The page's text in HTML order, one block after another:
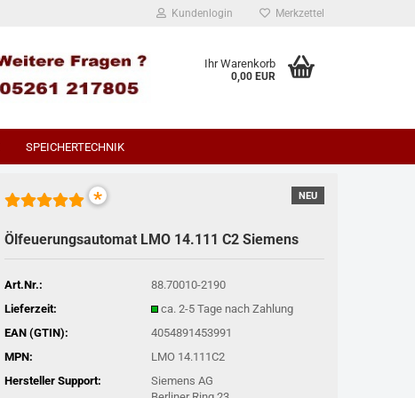
Kundenlogin Merkzettel
Ihr Warenkorb
0,00 EUR
SPEICHERTECHNIK
NEU
*
Ölfeuerungsautomat LMO 14.111 C2 Siemens
Art.Nr.:
88.70010-2190
Lieferzeit:
ca. 2-5 Tage nach Zahlung
EAN (GTIN):
4054891453991
MPN:
LMO 14.111C2
Hersteller Support:
Siemens AG